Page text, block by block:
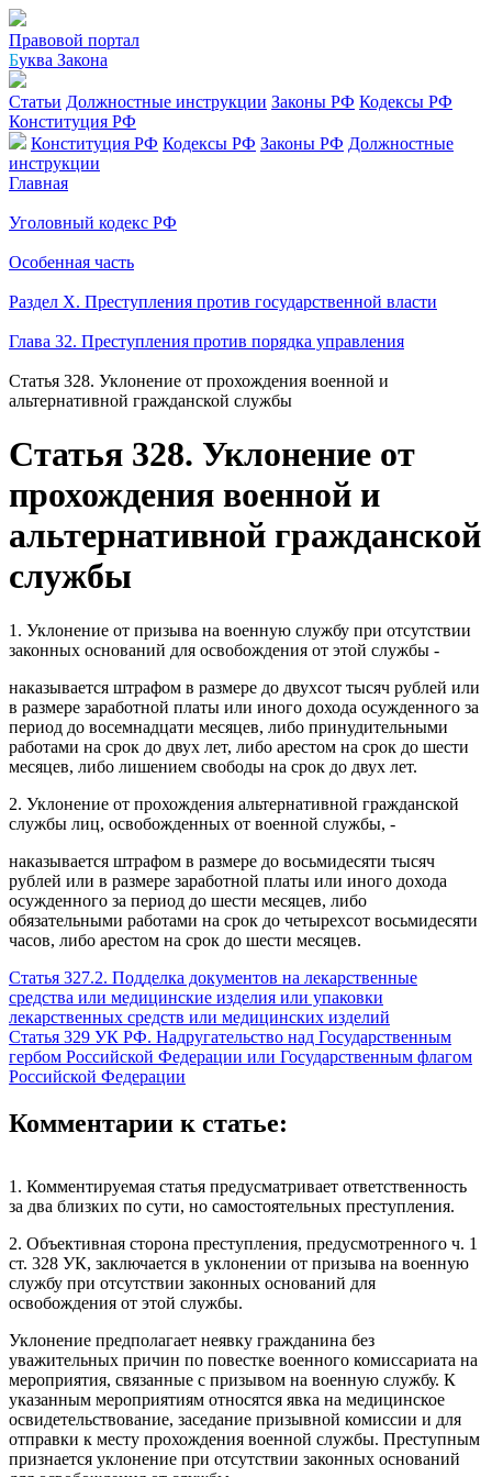
Правовой портал
Буква Закона
Статьи Должностные инструкции Законы РФ Кодексы РФ
Конституция РФ
Конституция РФ Кодексы РФ Законы РФ Должностные
инструкции
Главная
Уголовный кодекс РФ
Особенная часть
Раздел X. Преступления против государственной власти
Глава 32. Преступления против порядка управления
Статья 328. Уклонение от прохождения военной и
альтернативной гражданской службы
Статья 328. Уклонение от
прохождения военной и
альтернативной гражданской
службы
1. Уклонение от призыва на военную службу при отсутствии
законных оснований для освобождения от этой службы -
наказывается штрафом в размере до двухсот тысяч рублей или
в размере заработной платы или иного дохода осужденного за
период до восемнадцати месяцев, либо принудительными
работами на срок до двух лет, либо арестом на срок до шести
месяцев, либо лишением свободы на срок до двух лет.
2. Уклонение от прохождения альтернативной гражданской
службы лиц, освобожденных от военной службы, -
наказывается штрафом в размере до восьмидесяти тысяч
рублей или в размере заработной платы или иного дохода
осужденного за период до шести месяцев, либо
обязательными работами на срок до четырехсот восьмидесяти
часов, либо арестом на срок до шести месяцев.
Статья 327.2. Подделка документов на лекарственные
средства или медицинские изделия или упаковки
лекарственных средств или медицинских изделий
Статья 329 УК РФ. Надругательство над Государственным
гербом Российской Федерации или Государственным флагом
Российской Федерации
Комментарии к статье:
1. Комментируемая статья предусматривает ответственность
за два близких по сути, но самостоятельных преступления.
2. Объективная сторона преступления, предусмотренного ч. 1
ст. 328 УК, заключается в уклонении от призыва на военную
службу при отсутствии законных оснований для
освобождения от этой службы.
Уклонение предполагает неявку гражданина без
уважительных причин по повестке военного комиссариата на
мероприятия, связанные с призывом на военную службу. К
указанным мероприятиям относятся явка на медицинское
освидетельствование, заседание призывной комиссии и для
отправки к месту прохождения военной службы. Преступным
признается уклонение при отсутствии законных оснований